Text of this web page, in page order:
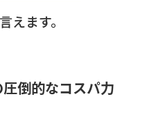
えます。
倒的なコスパ力